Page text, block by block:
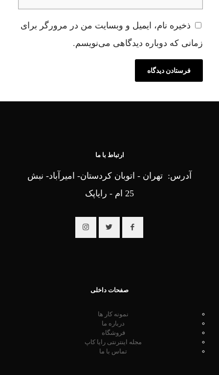
ذخیره نام، ایمیل و وبسایت من در مرورگر برای
زمانی که دوباره دیدگاهی می‌نویسم.
ارتباط با ما
آدرس: تهران - اتوبان کردستان- امیرآباد- نبش
25 ام - رایاپک
صفحات داخلی
نمونه کار ها
درباره ما
فروشگاه
مجله اینترنتی رایا کاپ
تماس با ما